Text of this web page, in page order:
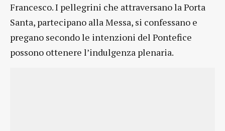
Francesco. I pellegrini che attraversano la Porta
Santa, partecipano alla Messa, si confessano e
pregano secondo le intenzioni del Pontefice
possono ottenere l’indulgenza plenaria.